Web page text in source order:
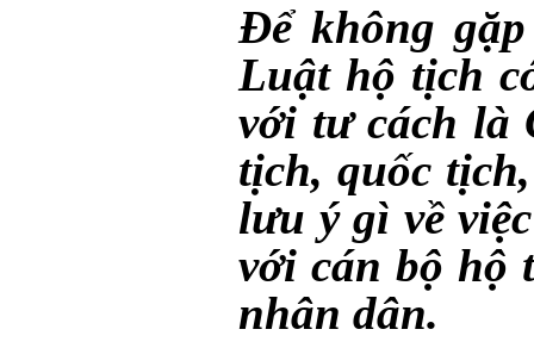
Để không
Luật hộ tịch
với tư cách là
tịch, quốc
lưu ý gì về
với cán bộ hộ
nhân dân.